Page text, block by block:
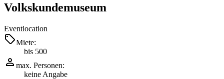
Volkskundemuseum
Eventlocation
Miete:
bis 500
max. Personen:
keine Angabe